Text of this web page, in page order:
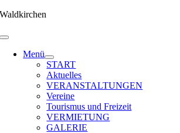
Zum
springen
Waldkirchen
Menü
START
Aktuelles
VERANSTALTUNGEN
Vereine
Tourismus und Freizeit
VERMIETUNG
GALERIE